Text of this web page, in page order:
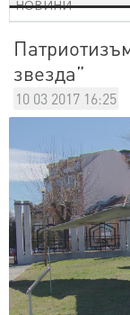
звезда”
10 03 2017 16:25